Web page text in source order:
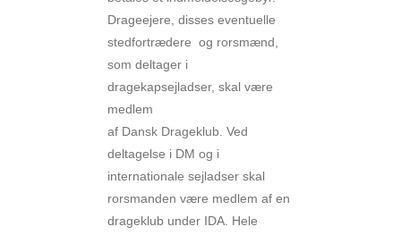
Drageejere, disses eventuelle
stedfortrædere og rorsmænd,
som deltager i
dragekapsejladser, skal være
medlem
af Dansk Drageklub. Ved
deltagelse i DM og i
internationale sejladser skal
rorsmanden være medlem af en
drageklub under IDA. Hele